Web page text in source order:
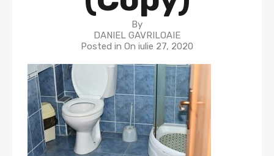
By
DANIEL GAVRILOAIE
Posted in On iulie 27, 2020